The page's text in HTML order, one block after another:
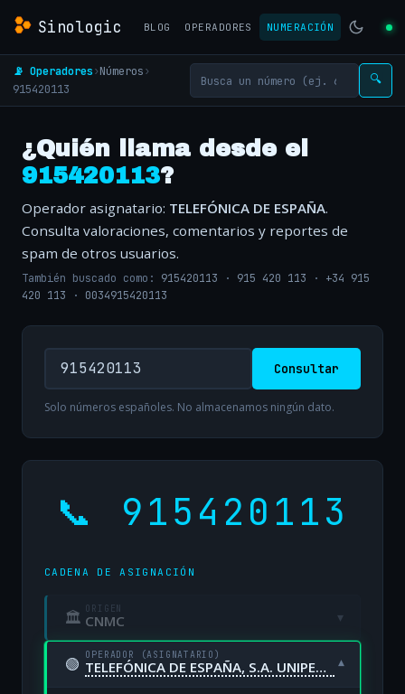
Sinologic BLOG OPERADORES NUMERACIÓN
📡 Operadores›Números›
915420113
🔍
¿Quién llama desde el
915420113?
Operador asignatario: TELEFÓNICA DE ESPAÑA.
Consulta valoraciones, comentarios y reportes de
spam de otros usuarios.
También buscado como: 915420113 · 915 420 113 · +34 915
420 113 · 0034915420113
Consultar
Solo números españoles. No almacenamos ningún dato.
📞 915420113
CADENA DE ASIGNACIÓN
🏛 ORIGEN
CNMC ▾
🟢 OPERADOR (ASIGNATARIO)
TELEFÓNICA DE ESPAÑA, S.A. UNIPERSONAL ▾